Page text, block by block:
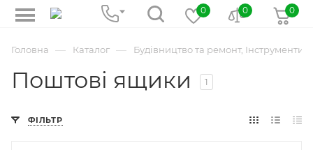
0
0 0
Головна — Каталог — Будівництво та ремонт, Інструменти
Поштові ящики 1
ФІЛЬТР